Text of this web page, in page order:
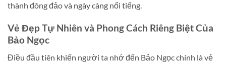
thành đông đảo và ngày càng nổi tiếng.
Vẻ Đẹp Tự Nhiên và Phong Cách Riêng Biệt Của
Bảo Ngọc
Điều đầu tiên khiến người ta nhớ đến Bảo Ngọc chính là vẻ